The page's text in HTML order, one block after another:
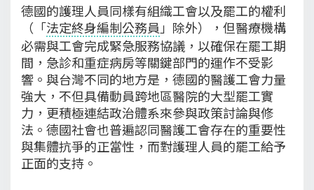
德國的護理人員同樣有組織工會以及罷工的權利
（「法定終身編制公務員 」除外），但醫療機構
必需與工會完成緊急服務協議，以確保在罷工期
間，急診和重症病房等關鍵部門的運作不受影
響。與台灣不同的地方是，德國的醫護工會力量
強大，不但具備動員跨地區醫院的大型罷工實
力，更積極連結政治體系來參與政策討論與修
法。德國社會也普遍認同醫護工會存在的重要性
與集體抗爭的正當性，而對護理人員的罷工給予
正面的支持。